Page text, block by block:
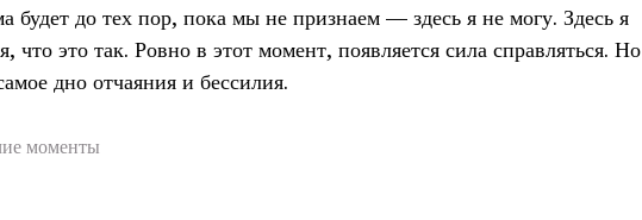
будет до тех пор, пока мы не признаем — здесь я не могу. Здесь я
что это так. Ровно в этот момент, появляется сила справляться. Но
дно отчаяния и бессилия.
моменты